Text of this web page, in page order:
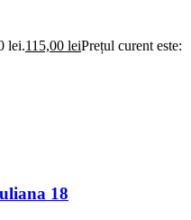
lei.115,00 leiPrețul curent este:
18